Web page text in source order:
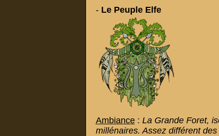
- Le Peuple Elfe
Ambiance: La Grande Foret,
millénaires. Assez différent